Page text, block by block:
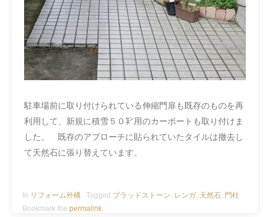
駐車場前に取り付けられている伸縮門扉も既存のものを再
利用して、新規に積雪５０㌢用のカーポートも取り付けま
した。 既存のアプローチに貼られていたタイルは撤去し
て天然石に張り替えています。
In リフォーム外構 Tagged ブラッドストーン, レンガ, 天然石, 門柱
Bookmark the permalink.